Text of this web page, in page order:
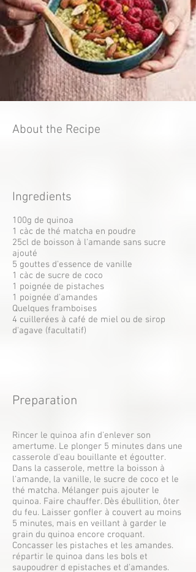
About the Recipe
Ingredients
100g de quinoa
1 càc de thé matcha en poudre
25cl de boisson à l'amande sans sucre
ajouté
5 gouttes d'essence de vanille
1 càc de sucre de coco
1 poignée de pistaches
1 poignée d'amandes
Quelques framboises
4 cuillerées à café de miel ou de sirop
d'agave (facultatif)
Preparation
Rincer le quinoa afin d'enlever son
amertume. Le plonger 5 minutes dans une
casserole d'eau bouillante et égoutter.
Dans la casserole, mettre la boisson à
l'amande, la vanille, le sucre de coco et le
thé matcha. Mélanger puis ajouter le
quinoa. Faire chauffer. Dès ébullition, ôter
du feu. Laisser gonfler à couvert au moins
5 minutes, mais en veillant à garder le
grain du quinoa encore croquant.
Concasser les pistaches et les amandes.
répartir le quinoa dans les bols et
saupoudrer d epistaches et d'amandes.